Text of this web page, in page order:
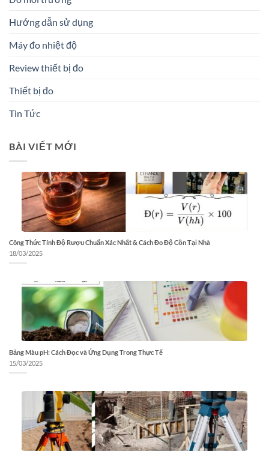
Hướng dẫn sử dụng
Máy đo nhiệt độ
Review thiết bị đo
Thiết bị đo
Tin Tức
BÀI VIẾT MỚI
Công Thức Tính Độ Rượu Chuẩn Xác Nhất & Cách Đo Độ Cồn Tại Nhà
18/03/2025
Bảng Màu pH: Cách Đọc và Ứng Dụng Trong Thực Tế
15/03/2025